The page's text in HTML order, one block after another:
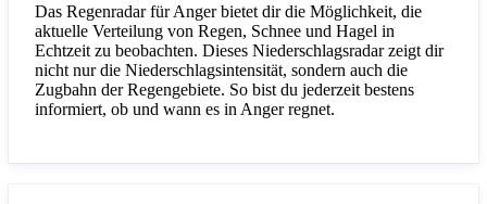
Das Regenradar für Anger bietet dir die Möglichkeit, die
aktuelle Verteilung von Regen, Schnee und Hagel in
Echtzeit zu beobachten. Dieses Niederschlagsradar zeigt dir
nicht nur die Niederschlagsintensität, sondern auch die
Zugbahn der Regengebiete. So bist du jederzeit bestens
informiert, ob und wann es in Anger regnet.